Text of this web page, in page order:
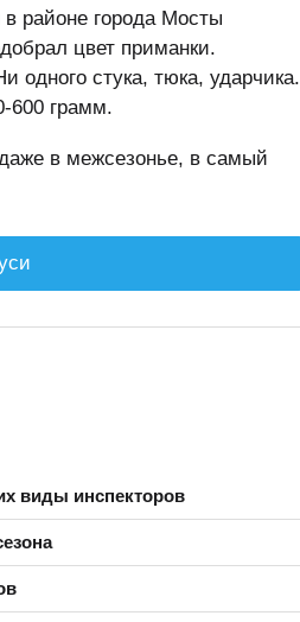
районе города Мосты
цвет приманки.
одного стука, тюка, ударчика.
600 грамм.
в межсезонье, в самый
виды инспекторов